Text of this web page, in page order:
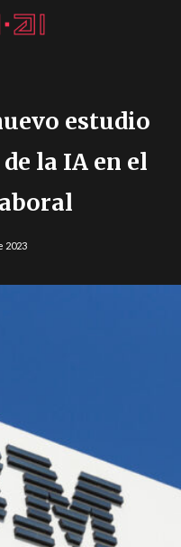
estudio
la IA en el
2023